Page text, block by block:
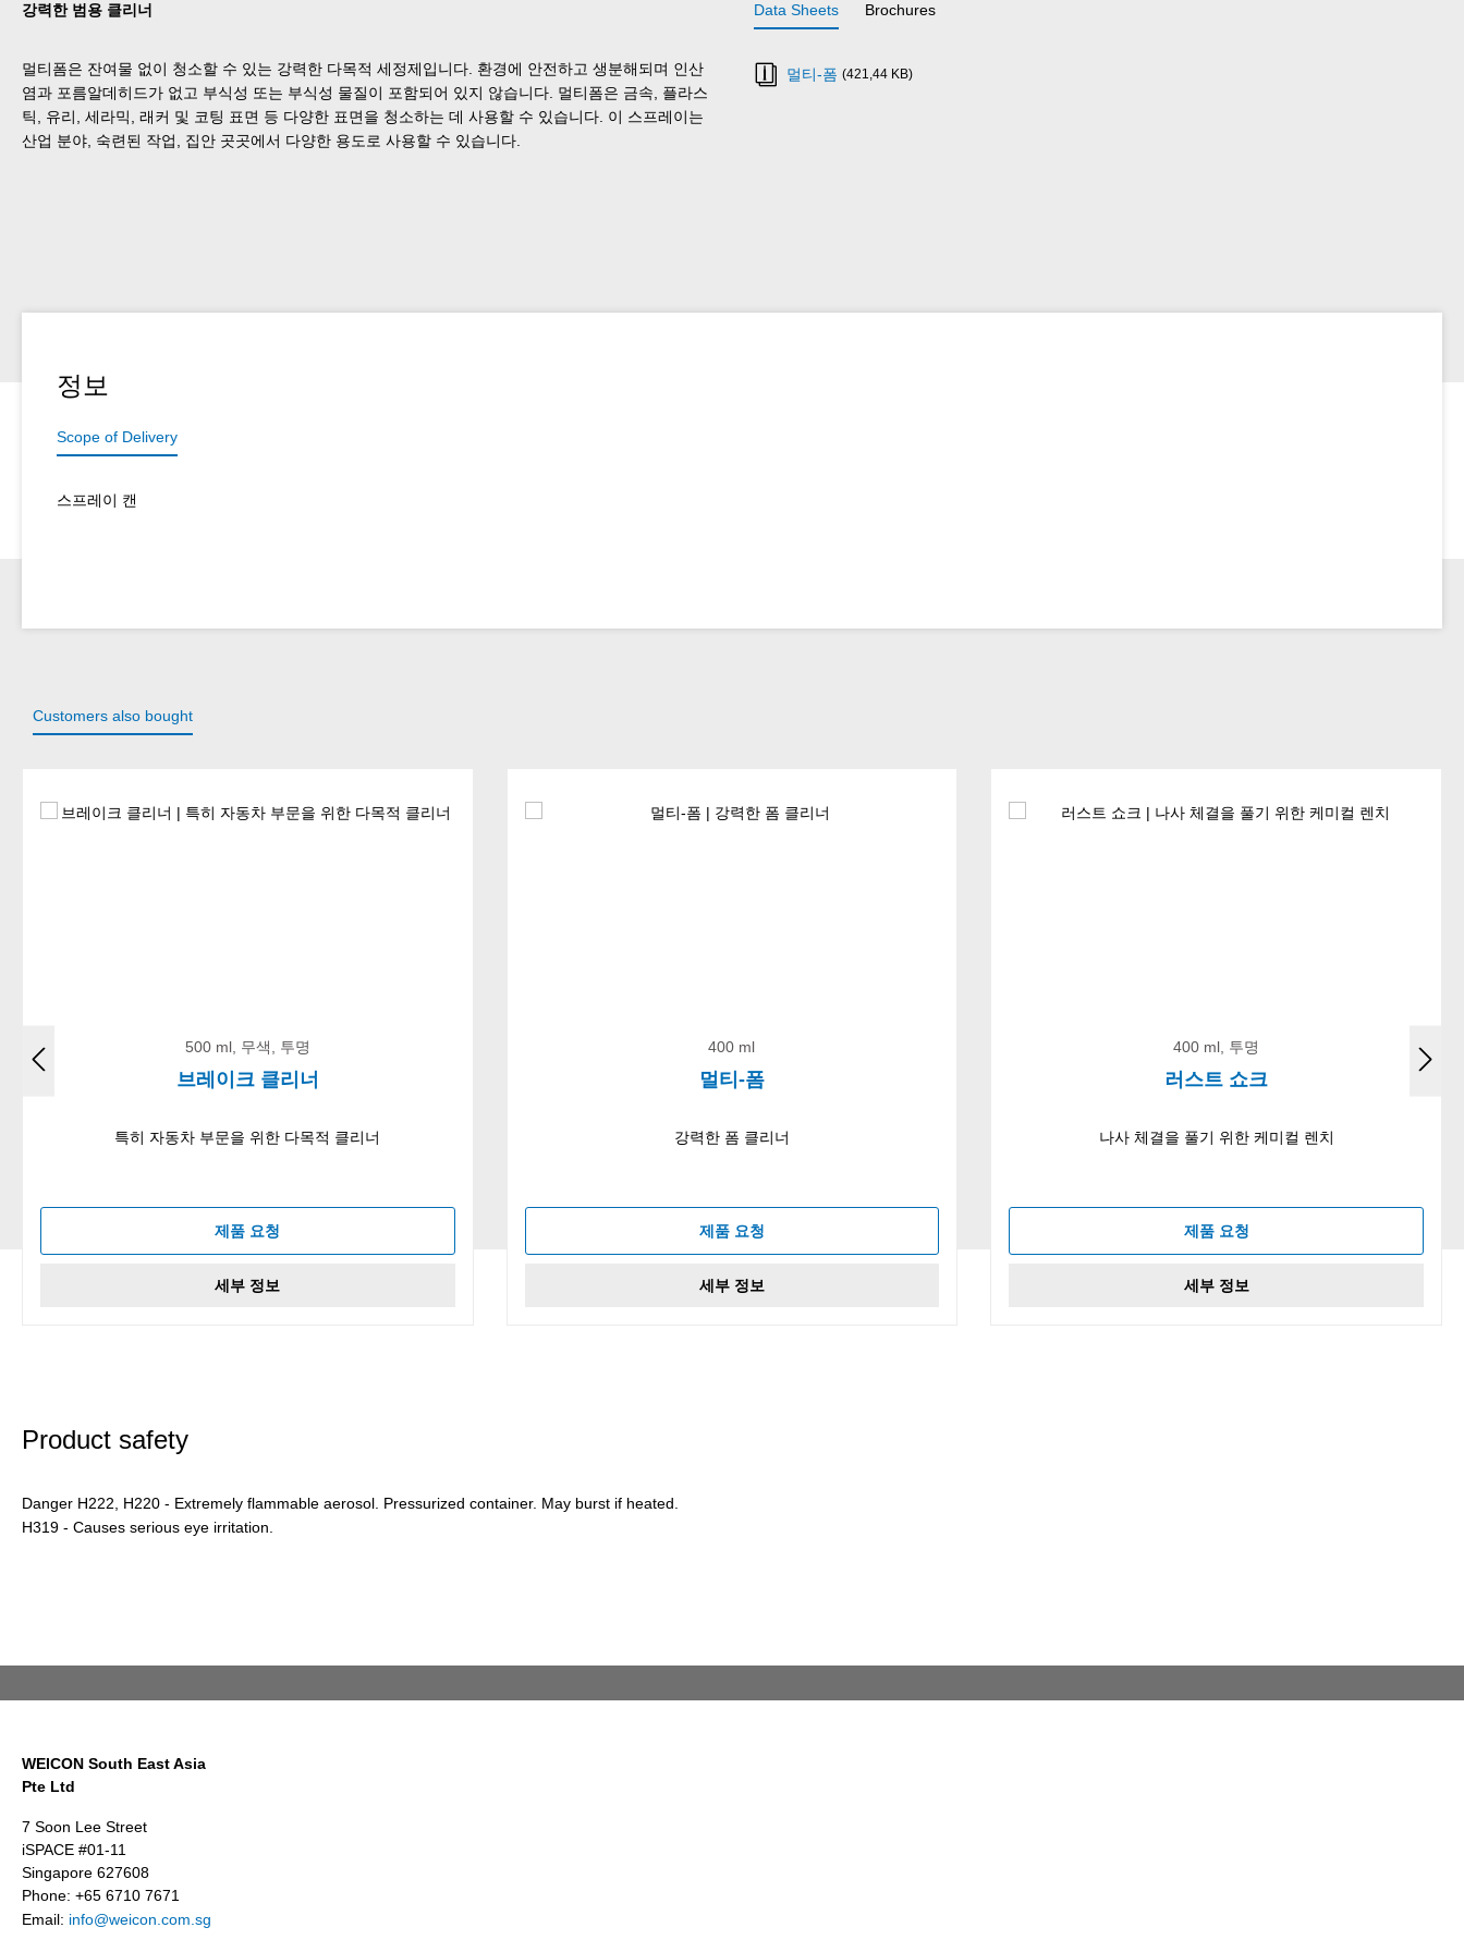
강력한 범용 클리너
멀티폼은 잔여물 없이 청소할 수 있는 강력한 다목적 세정제입니다. 환경에 안전하고 생분해되며 인산
염과 포름알데히드가 없고 부식성 또는 부식성 물질이 포함되어 있지 않습니다. 멀티폼은 금속, 플라스
틱, 유리, 세라믹, 래커 및 코팅 표면 등 다양한 표면을 청소하는 데 사용할 수 있습니다. 이 스프레이는
산업 분야, 숙련된 작업, 집안 곳곳에서 다양한 용도로 사용할 수 있습니다.
Data Sheets Brochures
멀티-폼 (421,44 KB)
정보
Scope of Delivery
스프레이 캔
Customers also bought
500 ml, 무색, 투명
브레이크 클리너
특히 자동차 부문을 위한 다목적 클리너
제품 요청
세부 정보
400 ml
멀티-폼
강력한 폼 클리너
제품 요청
세부 정보
400 ml, 투명
러스트 쇼크
나사 체결을 풀기 위한 케미컬 렌치
제품 요청
세부 정보
Product safety
Danger H222, H220 - Extremely flammable aerosol. Pressurized container. May burst if heated.
H319 - Causes serious eye irritation.
WEICON South East Asia
Pte Ltd
7 Soon Lee Street
iSPACE #01-11
Singapore 627608
Phone: +65 6710 7671
Email: info@weicon.com.sg